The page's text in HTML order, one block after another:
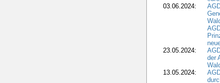
03.06.2024:
23.05.2024:
der
13.05.2024: